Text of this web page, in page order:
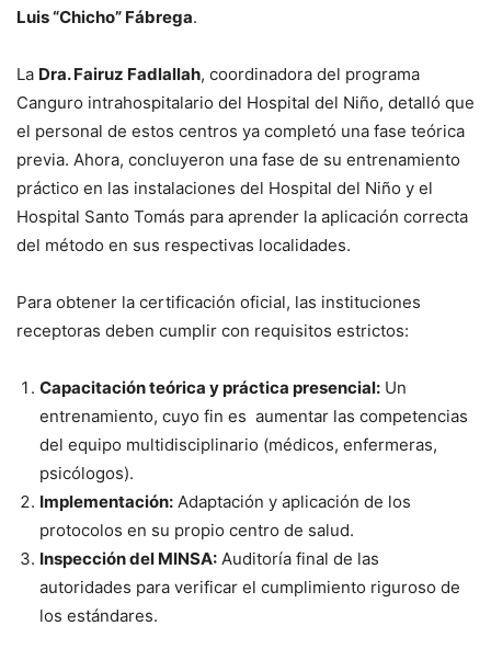
Luis “Chicho” Fábrega.
La Dra. Fairuz Fadlallah, coordinadora del programa
Canguro intrahospitalario del Hospital del Niño, detalló que
el personal de estos centros ya completó una fase teórica
previa. Ahora, concluyeron una fase de su entrenamiento
práctico en las instalaciones del Hospital del Niño y el
Hospital Santo Tomás para aprender la aplicación correcta
del método en sus respectivas localidades.
Para obtener la certificación oficial, las instituciones
receptoras deben cumplir con requisitos estrictos:
Capacitación teórica y práctica presencial: Un
entrenamiento, cuyo fin es aumentar las competencias
del equipo multidisciplinario (médicos, enfermeras,
psicólogos).
Implementación: Adaptación y aplicación de los
protocolos en su propio centro de salud.
Inspección del MINSA: Auditoría final de las
autoridades para verificar el cumplimiento riguroso de
los estándares.